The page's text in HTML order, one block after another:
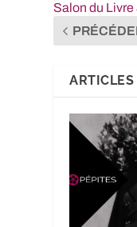
Salon du